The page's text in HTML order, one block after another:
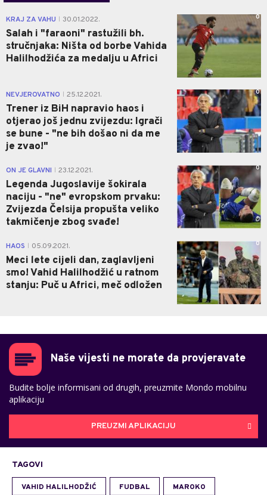
KRAJ ZA VAHU 30.01.2022.
Salah i "faraoni" rastužili bh.
stručnjaka: Ništa od borbe Vahida
Halilhodžića za medalju u Africi
0
NEVJEROVATNO 25.12.2021.
Trener iz BiH napravio haos i
otjerao još jednu zvijezdu: Igrači
se bune - "ne bih došao ni da me
je zvao!"
0
ON JE GLAVNI 23.12.2021.
Legenda Jugoslavije šokirala
naciju - "ne" evropskom prvaku:
Zvijezda Čelsija propušta veliko
takmičenje zbog svađe!
0
HAOS 05.09.2021.
Meci lete cijeli dan, zaglavljeni
smo! Vahid Halilhodžić u ratnom
stanju: Puč u Africi, meč odložen
0
Naše vijesti ne morate da provjeravate
Budite bolje informisani od drugih, preuzmite Mondo mobilnu
aplikaciju
PREUZMI APLIKACIJU
TAGOVI
VAHID HALILHODŽIĆ FUDBAL MAROKO